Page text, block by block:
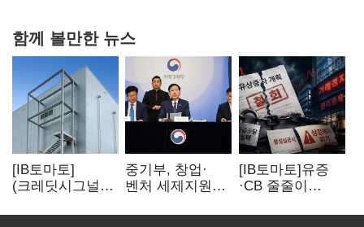
함께 볼만한 뉴스
[IB토마토]
(크레딧시그널)
수혜에도
중기부, 창업·
벤처 세제지원
사업승계
[IB토마토]유증
·CB 줄줄이
벌점 급증에 상폐